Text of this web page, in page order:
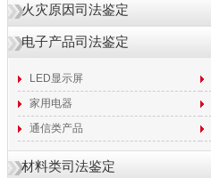
火灾原因司法鉴定
电子产品司法鉴定
LED显示屏
家用电器
通信类产品
材料类司法鉴定